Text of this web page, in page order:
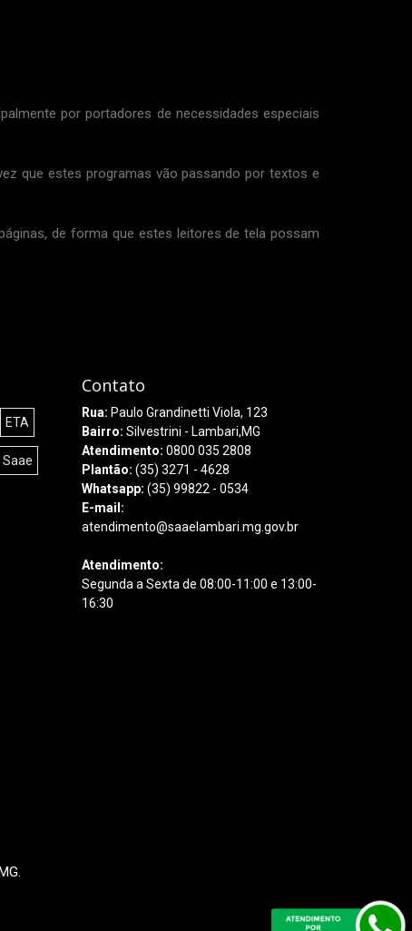
por portadores de necessidades especiais
estes programas vão passando por textos e
de forma que estes leitores de tela possam
ETA
Saae
Contato
Rua: Paulo Grandinetti Viola, 123
Bairro: Silvestrini - Lambari,MG
Atendimento: 0800 035 2808
Plantão: (35) 3271 - 4628
Whatsapp: (35) 99822 - 0534
E-mail:
atendimento@saaelambari.mg.gov.br
Atendimento:
Segunda a Sexta de 08:00-11:00 e 13:00-
16:30